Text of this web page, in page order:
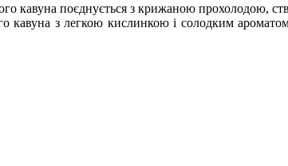
кавуна поєднується з крижаною прохолодою,
кавуна з легкою кислинкою і солодким